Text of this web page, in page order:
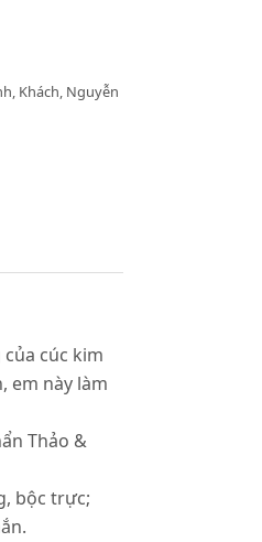
Khách, Nguyễn
cúc kim
em này làm
Thảo &
bộc trực;